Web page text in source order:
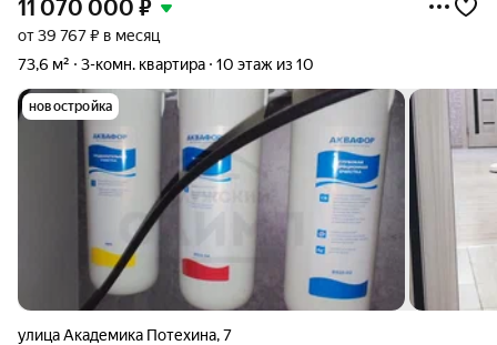
11 070 000 ₽
от 39 767 ₽ в месяц
73,6 м²
3-комн. квартира 10 этаж из 10
новостройка
улица Академика Потехина,7